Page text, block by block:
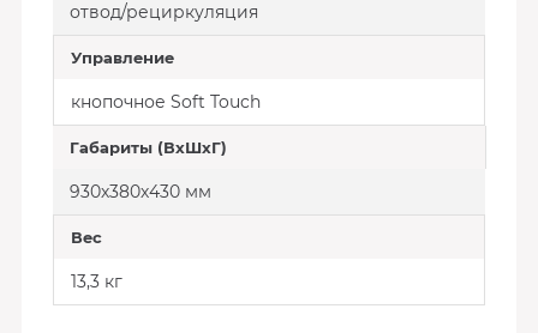
отвод/рециркуляция
Управление
кнопочное Soft Touch
Габариты (ВхШхГ)
930х380х430 мм
Вес
13,3 кг